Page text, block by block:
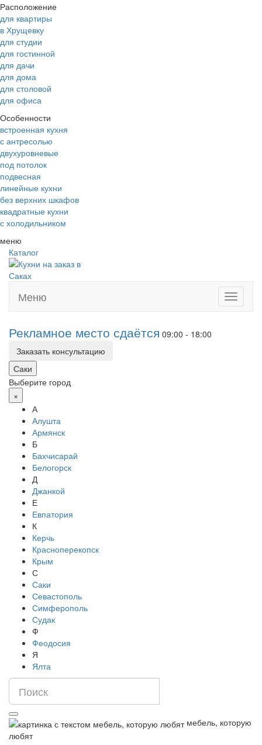
Расположение
для квартиры
в Хрущевку
для студии
для гостинной
для дачи
для дома
для столовой
для офиса
Особенности
встроенная кухня
с антресолью
двухуровневые
под потолок
подвесная
линейные кухни
без верхних шкафов
квадратные кухни
с холодильником
меню
Каталог
Toggle
Меню
Рекламное место сдаётся 09:00 - 18:00
Заказать консультацию
Саки
Выберите город
×
А
Алушта
Армянск
Б
Бахчисарай
Белогорск
Д
Джанкой
Е
Евпатория
К
Керчь
Красноперекопск
Крым
С
Саки
Севастополь
Симферополь
Судак
Ф
Феодосия
Я
Ялта
мебель, которую
любят